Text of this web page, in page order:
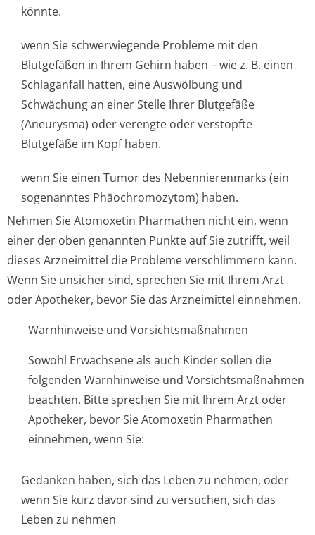
könnte.
wenn Sie schwerwiegende Probleme mit den
Blutgefäßen in Ihrem Gehirn haben – wie z. B. einen
Schlaganfall hatten, eine Auswölbung und
Schwächung an einer Stelle Ihrer Blutgefäße
(Aneurysma) oder verengte oder verstopfte
Blutgefäße im Kopf haben.
wenn Sie einen Tumor des Nebennierenmarks (ein
sogenanntes Phäochromozytom) ha­ben.
Nehmen Sie Atomoxetin Pharmathen nicht ein, wenn
einer der oben genannten Punkte auf Sie zutrifft, weil
dieses Arzneimittel die Probleme verschlimmern kann.
Wenn Sie unsicher sind, sprechen Sie mit Ihrem Arzt
oder Apotheker, bevor Sie das Arzneimittel einnehmen.
Warnhinweise und Vorsichtsmaßnahmen
Sowohl Erwachsene als auch Kinder sollen die
folgenden Warnhinweise und Vorsichtsmaßnahmen
beachten. Bitte sprechen Sie mit Ihrem Arzt oder
Apotheker, bevor Sie Atomoxetin Pharmathen
einnehmen, wenn Sie:
Gedanken haben, sich das Leben zu nehmen, oder
wenn Sie kurz davor sind zu versuchen, sich das
Leben zu nehmen